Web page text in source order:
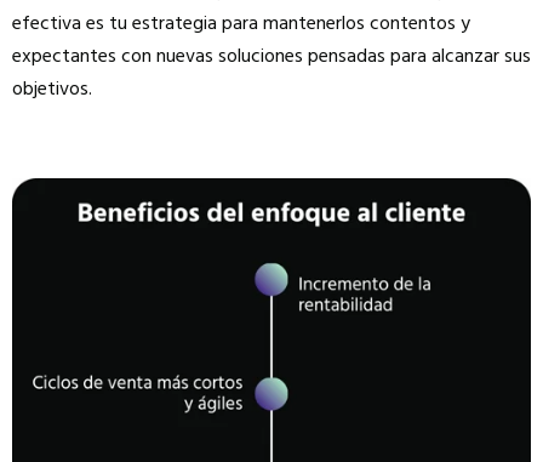
efectiva es tu estrategia para mantenerlos contentos y
expectantes con nuevas soluciones pensadas para alcanzar sus
objetivos.